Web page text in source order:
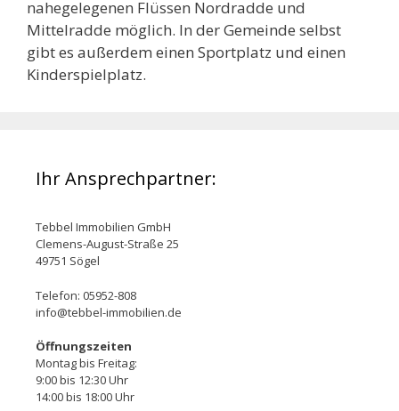
nahegelegenen Flüssen Nordradde und
Mittelradde möglich. In der Gemeinde selbst
gibt es außerdem einen Sportplatz und einen
Kinderspielplatz.
Ihr Ansprechpartner:
Tebbel Immobilien GmbH
Clemens-August-Straße 25
49751 Sögel
Telefon: 05952-808
info@tebbel-immobilien.de
Öffnungszeiten
Montag bis Freitag:
9:00 bis 12:30 Uhr
14:00 bis 18:00 Uhr